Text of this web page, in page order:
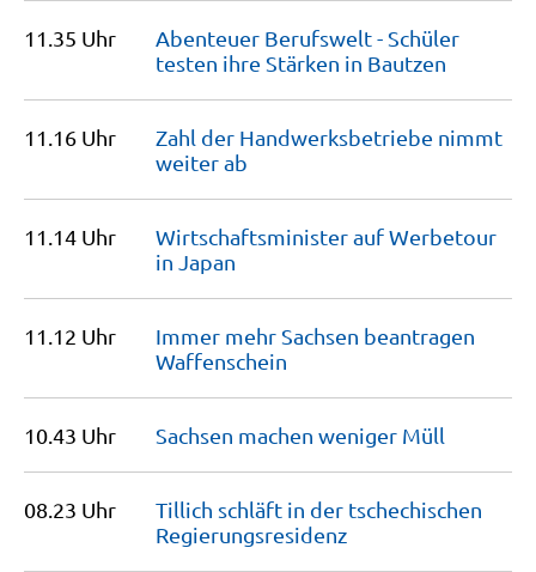
11.35 Uhr
Abenteuer Berufswelt - Schüler
testen ihre Stärken in Bautzen
11.16 Uhr
Zahl der Handwerks­betriebe nimmt
weiterab
11.14 Uhr
Wirtschafts­minister auf Werbetour
in Japan
11.12 Uhr
Immer mehr Sachsen beantragen
Waffenschein
10.43 Uhr Sachsen machen weniger Müll
08.23 Uhr
Tillich schläft in der tschechischen
Regierungs­residenz